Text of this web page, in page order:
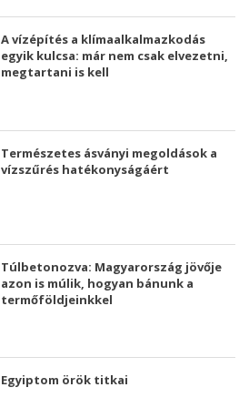
A vízépítés a klímaalkalmazkodás
egyik kulcsa: már nem csak elvezetni,
megtartani is kell
Természetes ásványi megoldások a
vízszűrés hatékonyságáért
Túlbetonozva: Magyarország jövője
azon is múlik, hogyan bánunk a
termőföldjeinkkel
Egyiptom örök titkai